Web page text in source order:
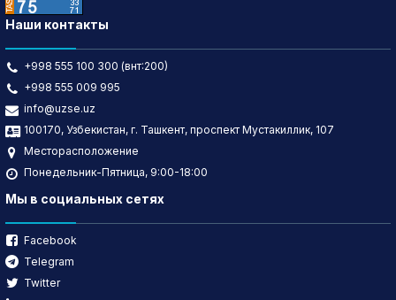
Наши контакты
+998 555 100 300 (внт:200)
+998 555 009 995
info@uzse.uz
100170, Узбекистан, г. Ташкент, проспект Мустакиллик, 107
Месторасположение
Понедельник-Пятница, 9:00-18:00
Мы в социальных сетях
Facebook
Telegram
Twitter